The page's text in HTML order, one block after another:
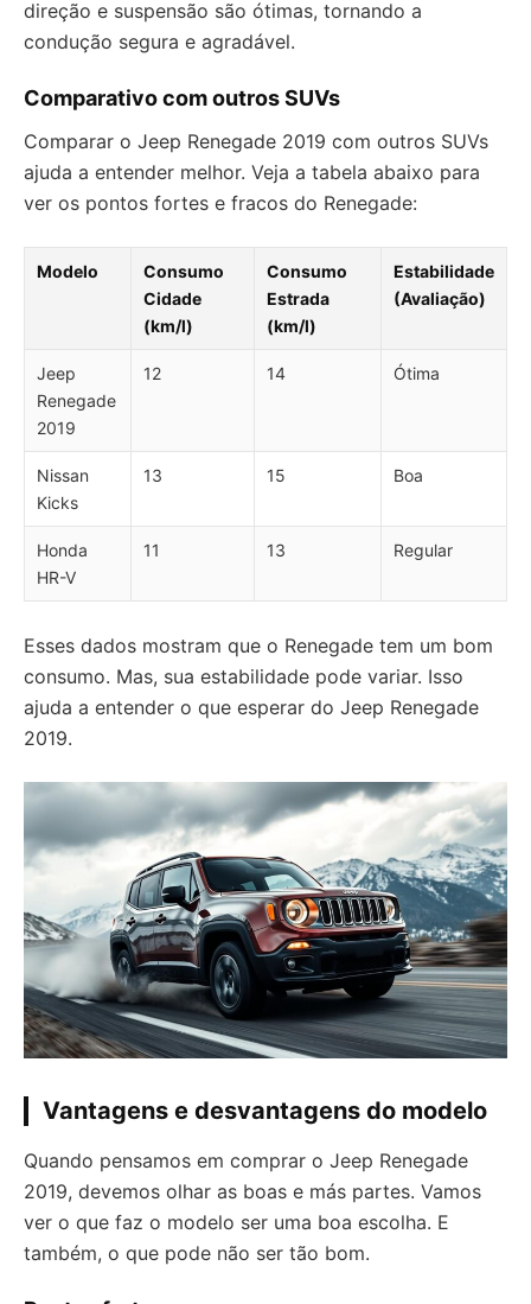
direção e suspensão são ótimas, tornando a
condução segura e agradável.
Comparativo com outros SUVs
Comparar o Jeep Renegade 2019 com outros SUVs
ajuda a entender melhor. Veja a tabela abaixo para
ver os pontos fortes e fracos do Renegade:
Modelo
Consumo
Cidade
(km/l)
Consumo
Estrada
(km/l)
Estabilidade
(Avaliação)
Jeep
Renegade
2019
12 14 Ótima
Nissan
Kicks
13 15 Boa
Honda
HR-V
11 13 Regular
Esses dados mostram que o Renegade tem um bom
consumo. Mas, sua estabilidade pode variar. Isso
ajuda a entender o que esperar do Jeep Renegade
2019.
Vantagens e desvantagens do modelo
Quando pensamos em comprar o Jeep Renegade
2019, devemos olhar as boas e más partes. Vamos
ver o que faz o modelo ser uma boa escolha. E
também, o que pode não ser tão bom.